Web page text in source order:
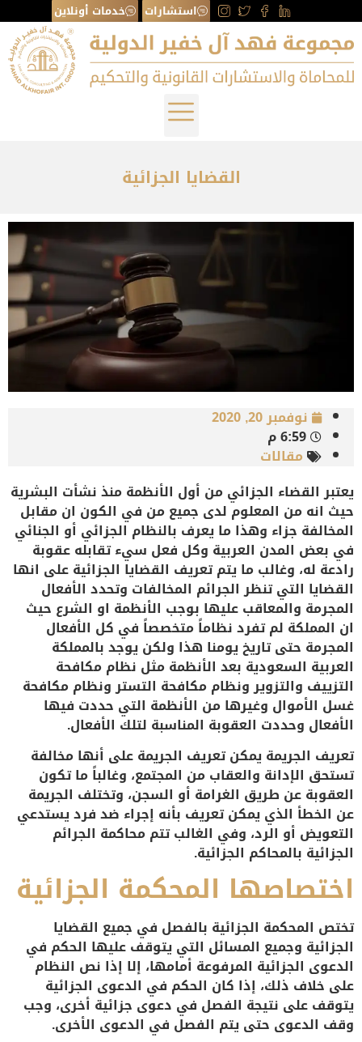
استشارات خدمات أونلاين
القضايا الجزائية
نوفمبر 20, 2020
6:59 م
مقالات
يعتبر القضاء الجزائي من أول الأنظمة منذ نشأت البشرية
حيث انه من المعلوم لدى جميع من في الكون ان مقابل
المخالفة جزاء وهذا ما يعرف بالنظام الجزائي أو الجنائي
في بعض المدن العربية وكل فعل سيء تقابله عقوبة
رادعة له، وغالب ما يتم تعريف القضايا الجزائية على انها
القضايا التي تنظر الجرائم المخالفات وتحدد الأفعال
المجرمة والمعاقب عليها بوجب الأنظمة او الشرع حيث
ان المملكة لم تفرد نظاماً متخصصاً في كل الأفعال
المجرمة حتى تاريخ يومنا هذا ولكن يوجد بالمملكة
العربية السعودية بعد الأنظمة مثل نظام مكافحة
التزييف والتزوير ونظام مكافحة التستر ونظام مكافحة
غسل الأموال وغيرها من الأنظمة التي حددت فيها
الأفعال وحددت العقوبة المناسبة لتلك الأفعال.
تعريف الجريمة يمكن تعريف الجريمة على أنها مخالفة
تستحق الإدانة والعقاب من المجتمع، وغالباً ما تكون
العقوبة عن طريق الغرامة أو السجن، وتختلف الجريمة
عن الخطأ الذي يمكن تعريف بأنه إجراء ضد فرد يستدعي
التعويض أو الرد، وفي الغالب تتم محاكمة الجرائم
الجزائية بالمحاكم الجزائية.
اختصاصها المحكمة الجزائية
تختص المحكمة الجزائية بالفصل في جميع القضايا
الجزائية وجميع المسائل التي يتوقف عليها الحكم في
الدعوى الجزائية المرفوعة أمامها، إلا إذا نص النظام
على خلاف ذلك، إذا كان الحكم في الدعوى الجزائية
يتوقف على نتيجة الفصل في دعوى جزائية أخرى، وجب
وقف الدعوى حتى يتم الفصل في الدعوى الأخرى.